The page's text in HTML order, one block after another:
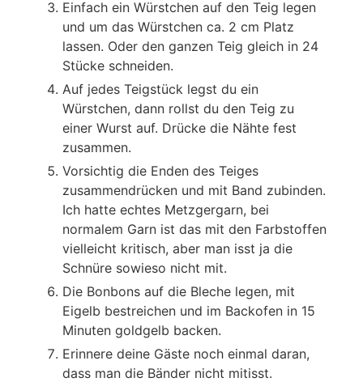
Einfach ein Würstchen auf den Teig legen
und um das Würstchen ca. 2 cm Platz
lassen. Oder den ganzen Teig gleich in 24
Stücke schneiden.
Auf jedes Teigstück legst du ein
Würstchen, dann rollst du den Teig zu
einer Wurst auf. Drücke die Nähte fest
zusammen.
Vorsichtig die Enden des Teiges
zusammendrücken und mit Band zubinden.
Ich hatte echtes Metzgergarn, bei
normalem Garn ist das mit den Farbstoffen
vielleicht kritisch, aber man isst ja die
Schnüre sowieso nicht mit.
Die Bonbons auf die Bleche legen, mit
Eigelb bestreichen und im Backofen in 15
Minuten goldgelb backen.
Erinnere deine Gäste noch einmal daran,
dass man die Bänder nicht mitisst.